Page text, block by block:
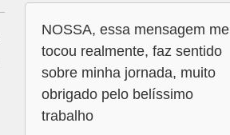
NOSSA, essa mensagem me
tocou realmente, faz sentido
sobre minha jornada, muito
obrigado pelo belíssimo
trabalho